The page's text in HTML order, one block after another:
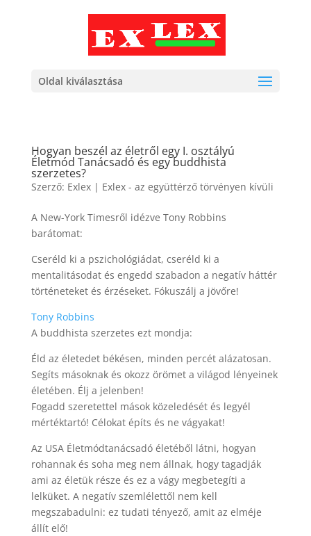
Oldal kiválasztása
Hogyan beszél az életről egy I. osztályú
Életmód Tanácsadó és egy buddhista
szerzetes?
Szerző: Exlex| Exlex - az együttérző törvényen kívüli
A New-York Timesről idézve Tony Robbins
barátomat:
Cseréld ki a pszichológiádat, cseréld ki a
mentalitásodat és engedd szabadon a negatív háttér
történeteket és érzéseket. Fókuszálj a jövőre!
Tony Robbins
A buddhista szerzetes ezt mondja:
Éld az életedet békésen, minden percét alázatosan.
Segíts másoknak és okozz örömet a világod lényeinek
életében. Élj a jelenben!
Fogadd szeretettel mások közeledését és legyél
mértéktartó! Célokat építs és ne vágyakat!
Az USA Életmódtanácsadó életéből látni, hogyan
rohannak és soha meg nem állnak, hogy tagadják
ami az életük része és ez a vágy megbetegíti a
lelküket. A negatív szemlélettől nem kell
megszabadulni: ez tudati tényező, amit az elméje
állít elő!